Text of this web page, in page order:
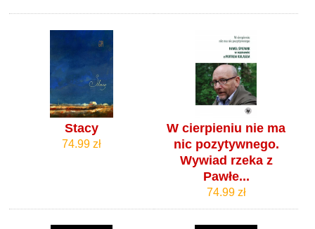
Stacy
74.99 zł
W cierpieniu nie ma
nic pozytywnego.
Wywiad rzeka z
Pawłe...
74.99 zł